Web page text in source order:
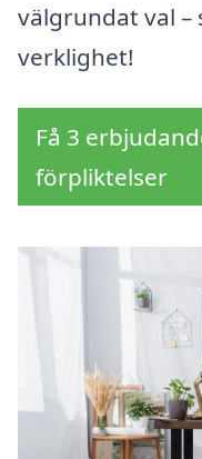
välgrundat val
verklighet!
Få 3
förpliktelser